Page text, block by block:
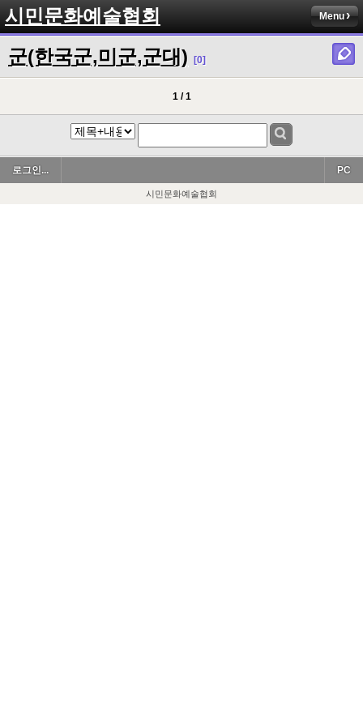
시민문화예술협회 Menu
군(한국군,미군,군대) [0]
1 / 1
로그인... PC
시민문화예술협회